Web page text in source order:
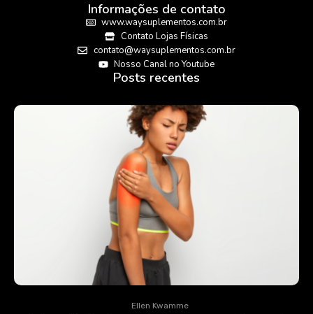
Informações de contato
www.waysuplementos.com.br
Contato Lojas Físicas
contato@waysuplementos.com.br
Nosso Canal no Youtube
Posts recentes
Ellen Kwamme